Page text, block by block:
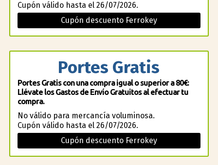
Cupón válido hasta el 26/07/2026.
Cupón descuento Ferrokey
Portes Gratis
Portes Gratis con una compra igual o superior a 80€:
Llévate los Gastos de Envío Gratuitos al efectuar tu
compra.
No válido para mercancía voluminosa.
Cupón válido hasta el 26/07/2026.
Cupón descuento Ferrokey